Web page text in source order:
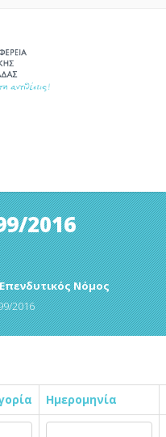
2016
Νόμος
2016
Ημερομηνία